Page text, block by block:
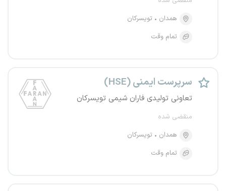
همدان
تویسرکان
تمام وقت
سرپرست ایمنی (HSE)
تعاونی تولیدی فاران شیمی تویسرکان
منقضی شده
همدان
تویسرکان
تمام وقت